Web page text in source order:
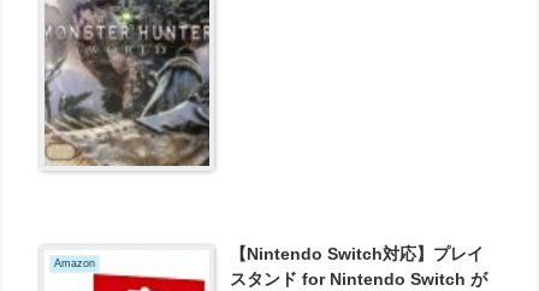
Amazon
【Nintendo Switch対応】プレイ
スタンド for Nintendo Switch が